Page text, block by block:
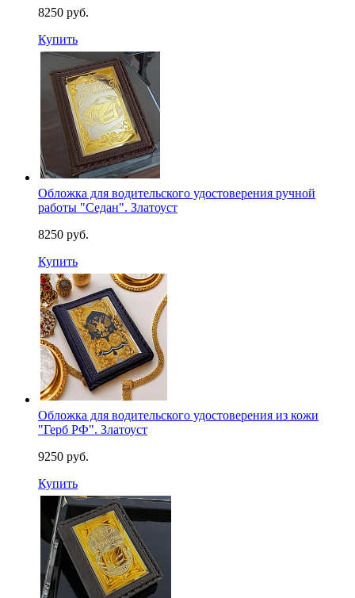
8250 руб.
Купить
Обложка для водительского удостоверения ручной
работы "Седан". Златоуст
8250 руб.
Купить
Обложка для водительского удостоверения из кожи
"Герб РФ". Златоуст
9250 руб.
Купить